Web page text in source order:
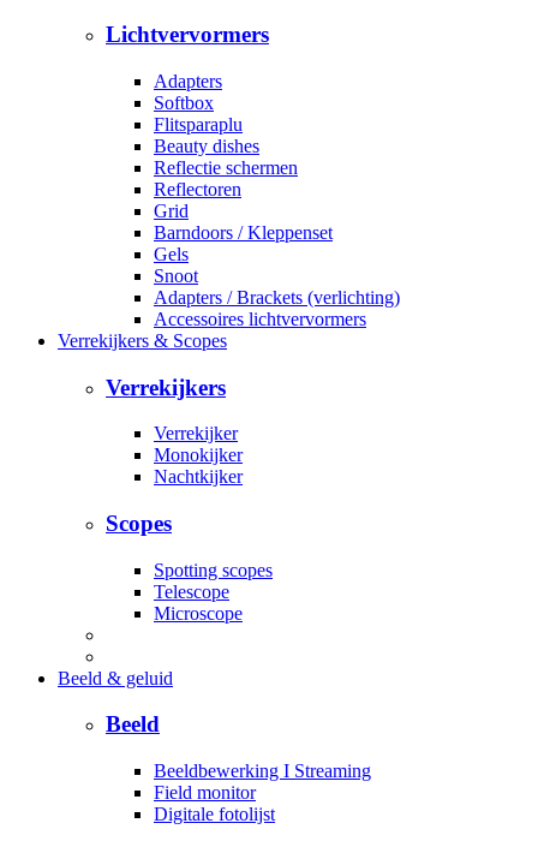
Lichtvervormers
Adapters
Softbox
Flitsparaplu
Beauty dishes
Reflectie schermen
Reflectoren
Grid
Barndoors / Kleppenset
Gels
Snoot
Adapters / Brackets (verlichting)
Accessoires lichtvervormers
Verrekijkers & Scopes
Verrekijkers
Verrekijker
Monokijker
Nachtkijker
Scopes
Spotting scopes
Telescope
Microscope
Beeld & geluid
Beeld
Beeldbewerking I Streaming
Field monitor
Digitale fotolijst